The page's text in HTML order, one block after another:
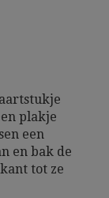
plakje
een
en bak de
tot ze